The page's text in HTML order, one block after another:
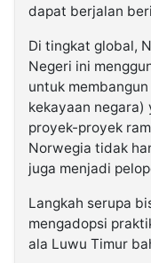
dapat berjalan
Di tingkat global,
Negeri ini
untuk
kekayaan
proyek-proyek
Norwegia tidak
juga menjadi
Langkah serupa
mengadopsi
ala Luwu Timur